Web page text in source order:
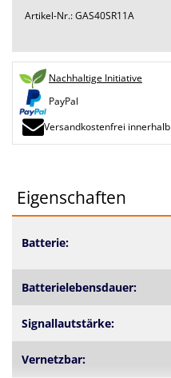
Artikel-Nr.: GAS40SR11A
Nachhaltige Initiative
PayPal
Versandkostenfrei
Eigenschaften
Batterie:
Batterielebensdauer:
Signallautstärke:
Vernetzbar: